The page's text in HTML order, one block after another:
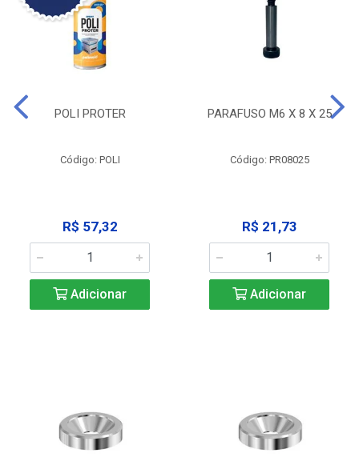
POLI PROTER
Código: POLI
R$ 57,32
Adicionar
PARAFUSO M6 X 8 X 25
Código: PR08025
R$ 21,73
Adicionar